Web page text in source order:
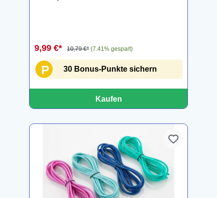
9,99 €* 10,79 €* (7.41% gespart)
P 30 Bonus-Punkte sichern
Kaufen